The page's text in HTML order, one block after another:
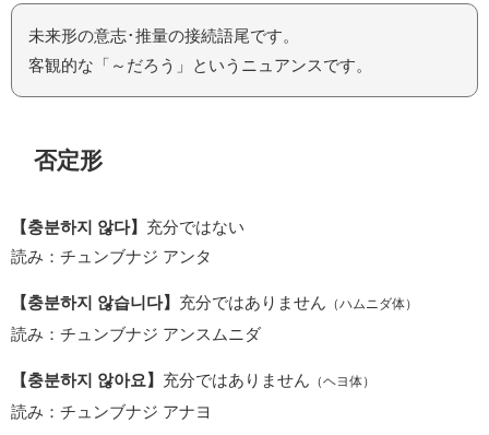
未来形の意志･推量の接続語尾です。
客観的な「～だろう」というニュアンスです。
否定形
【충분하지 않다】 充分ではない
読み：チュンブナジ アンタ
【충분하지 않습니다】 充分ではありません （ハムニダ体）
読み：チュンブナジ アンスムニダ
【충분하지 않아요】 充分ではありません （ヘヨ体）
読み：チュンブナジ アナヨ